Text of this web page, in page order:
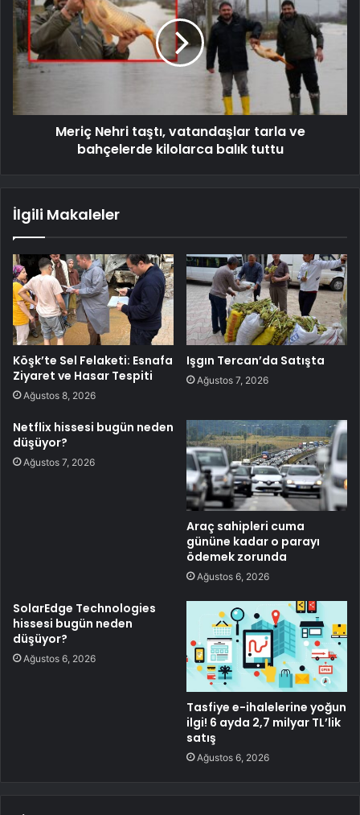
Meriç Nehri taştı, vatandaşlar tarla ve
bahçelerde kilolarca balık tuttu
İlgili Makaleler
Köşk’te Sel Felaketi: Esnafa
Ziyaret ve Hasar Tespiti
Ağustos 8, 2026
Işgın Tercan’da Satışta
Ağustos 7, 2026
Netflix hissesi bugün neden
düşüyor?
Ağustos 7, 2026
Araç sahipleri cuma
gününe kadar o parayı
ödemek zorunda
Ağustos 6, 2026
SolarEdge Technologies
hissesi bugün neden
düşüyor?
Ağustos 6, 2026
Tasfiye e-ihalelerine yoğun
ilgi! 6 ayda 2,7 milyar TL’lik
satış
Ağustos 6, 2026